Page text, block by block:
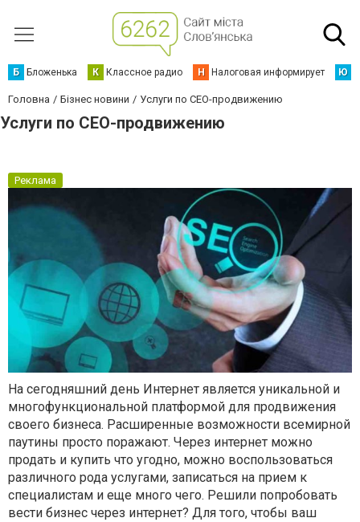
Б Бложенька К Классное радио Н Налоговая информирует Ю
Головна Бізнес новини Услуги по СЕО-продвижению
Услуги по СЕО-продвижению
Реклама
На сегодняшний день Интернет является уникальной и
многофункциональной платформой для продвижения
своего бизнеса. Расширенные возможности всемирной
паутины просто поражают. Через интернет можно
продать и купить что угодно, можно воспользоваться
различного рода услугами, записаться на прием к
специалистам и еще много чего. Решили попробовать
вести бизнес через интернет? Для того, чтобы ваш